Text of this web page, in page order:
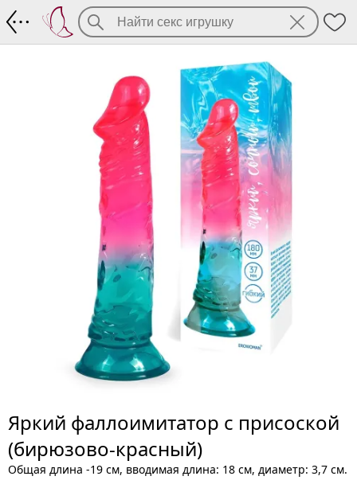
Яркий фаллоимитатор с присоской
(бирюзово-красный)
Общая длина -19 см, вводимая длина: 18 см, диаметр: 3,7 см.
Яркий фаллоимитатор с присоской